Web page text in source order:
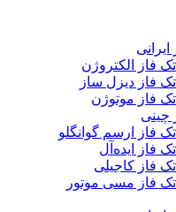
تک فاز الکتروژن
تک فاز دیزل ساز
تک فاز موتوژن
چینی
تک فاز ارسم گوانگلو
فاز ایده‌آل
تک فاز کاجیلی
تک فاز مسی موتور